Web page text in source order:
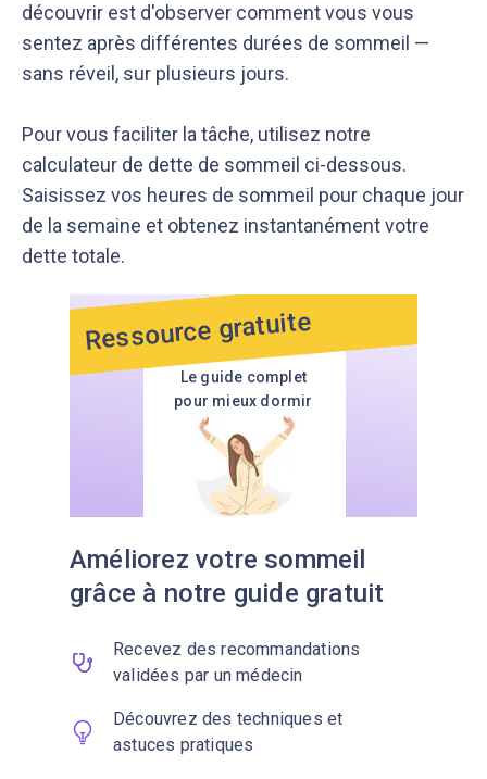
découvrir est d'observer comment vous vous
sentez après différentes durées de sommeil —
sans réveil, sur plusieurs jours.
Pour vous faciliter la tâche, utilisez notre
calculateur de dette de sommeil ci-dessous.
Saisissez vos heures de sommeil pour chaque jour
de la semaine et obtenez instantanément votre
dette totale.
Améliorez votre sommeil
grâce à notre guide gratuit
Recevez des recommandations
validées par un médecin
Découvrez des techniques et
astuces pratiques
Le guide complet
pour mieux dormir
Ressource gratuite